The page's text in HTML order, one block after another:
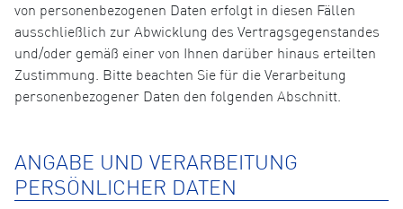
von personenbezogenen Daten erfolgt in diesen Fällen
ausschließlich zur Abwicklung des Vertragsgegenstandes
und/oder gemäß einer von Ihnen darüber hinaus erteilten
Zustimmung. Bitte beachten Sie für die Verarbeitung
personenbezogener Daten den folgenden Abschnitt.
ANGABE UND VERARBEITUNG
PERSÖNLICHER DATEN